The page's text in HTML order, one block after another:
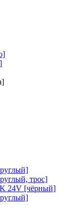
трос]
24V [чёрный]